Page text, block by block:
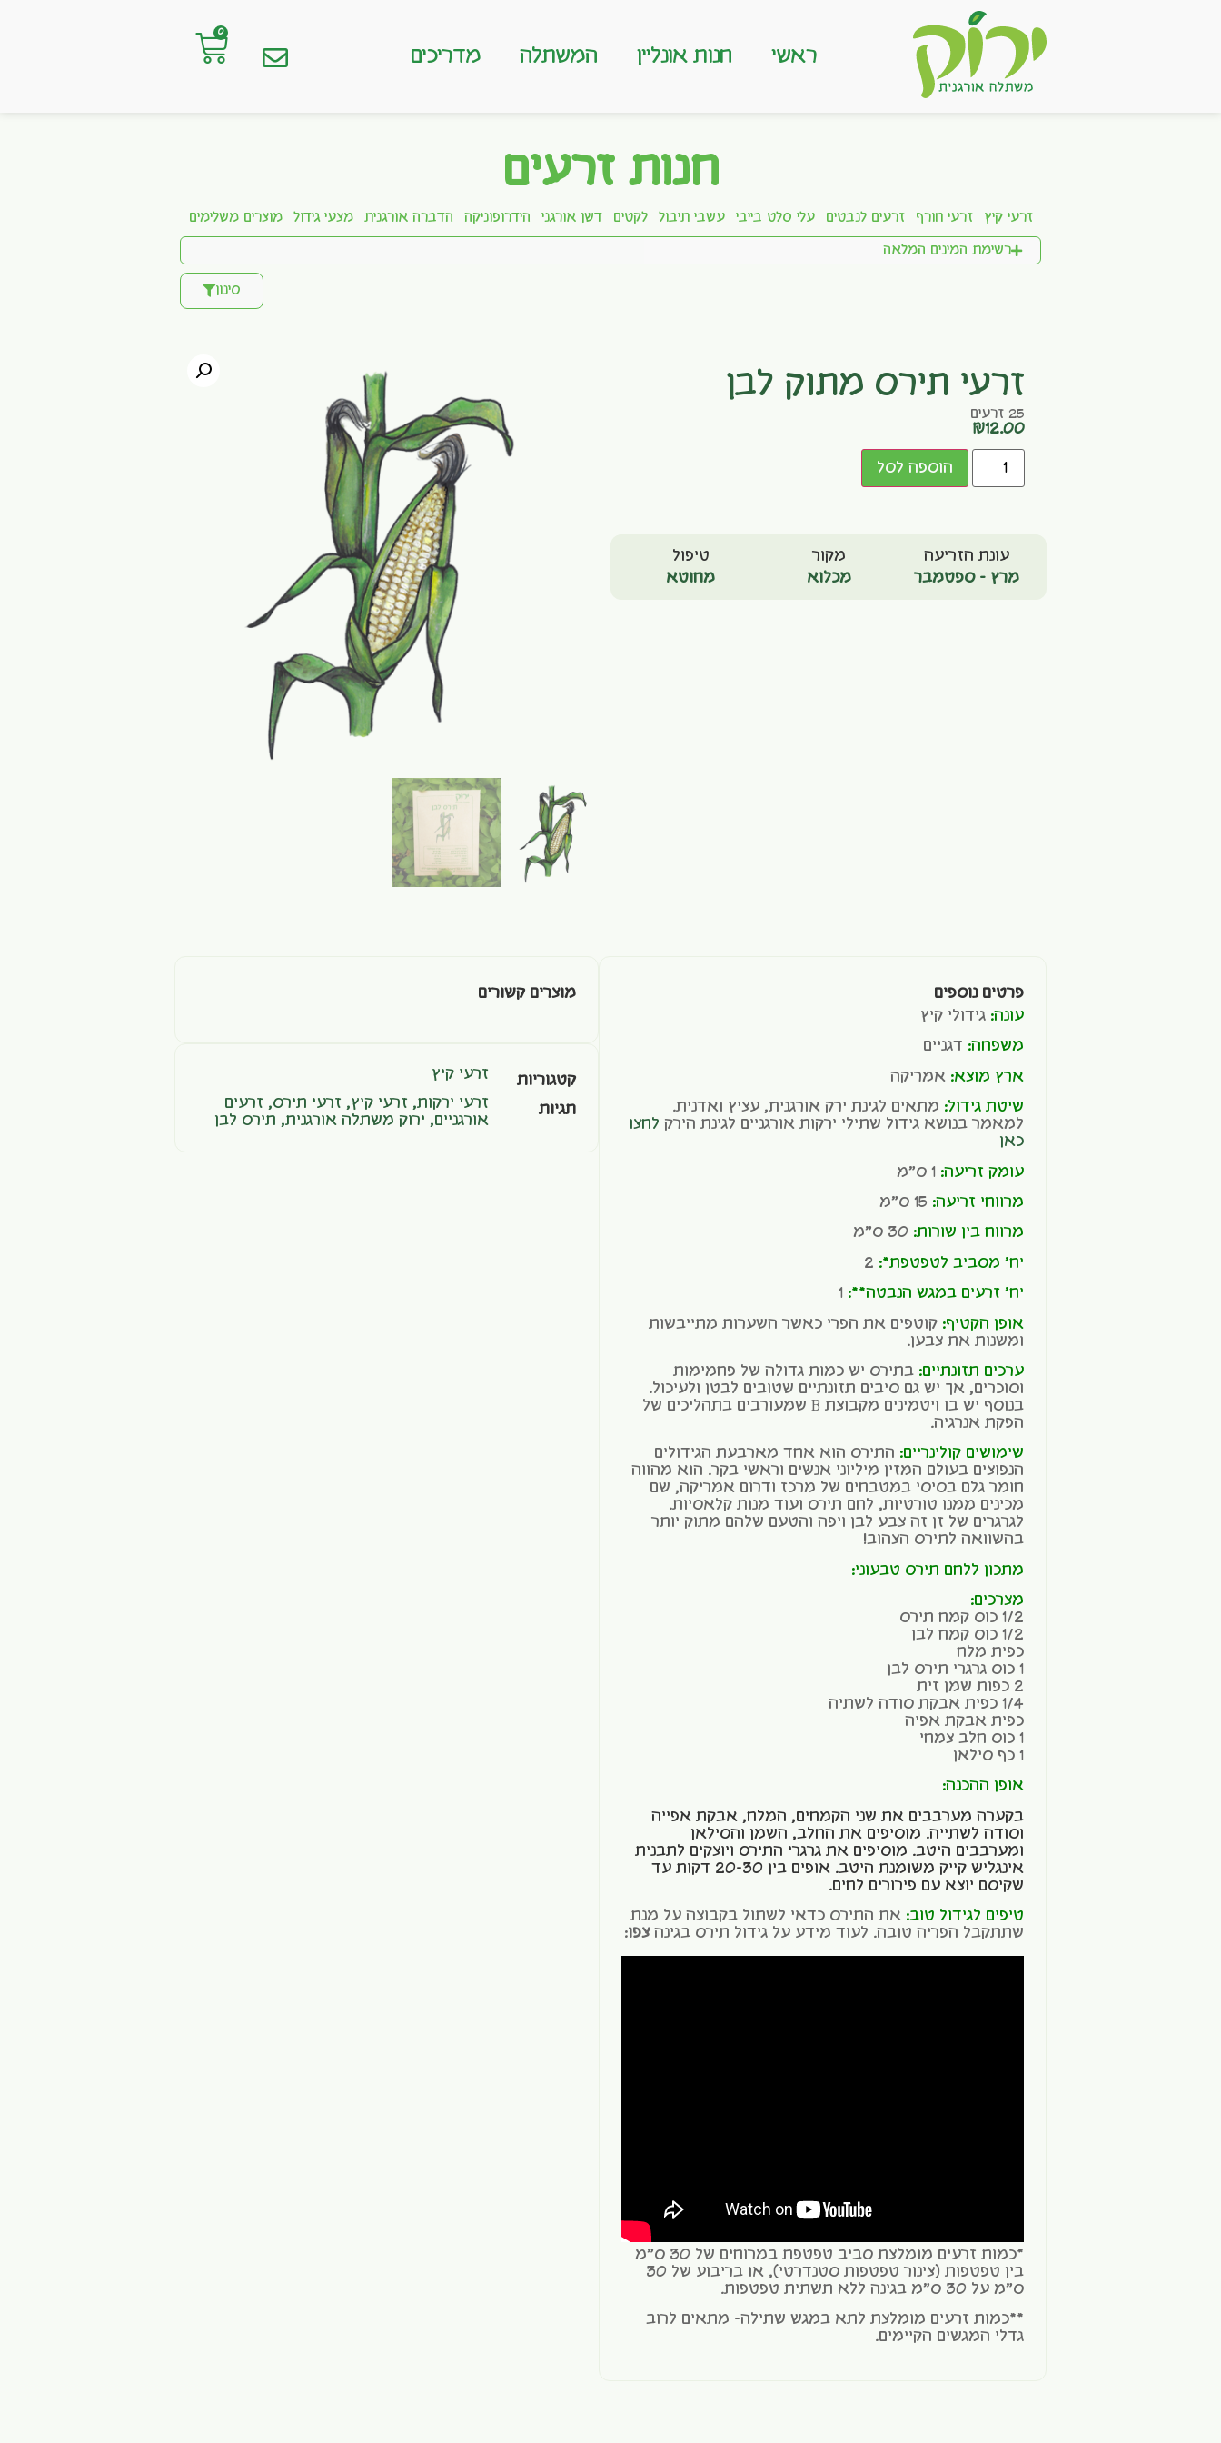
ראשי חנות אונליין המשתלה מדריכים
0
חנות זרעים
זרעי קיץ זרעי חורף זרעים לנבטים עלי סלט בייבי עשבי תיבול לקטים דשן אורגני הידרופוניקה הדברה אורגנית מצעי גידול מוצרים משלימים
רשימת המינים המלאה
סינון
זרעי תירס מתוק לבן
25 זרעים
₪12.00
הוספה לסל
עונת הזריעה
מרץ - ספטמבר
מקור
מכלוא
טיפול
מחוטא
פרטים נוספים
עונה: גידולי קיץ
משפחה: דגניים
ארץ מוצא: אמריקה
שיטת גידול: מתאים לגינת ירק אורגנית, עציץ ואדנית.
למאמר בנושא גידול שתילי ירקות אורגניים לגינת הירק לחצו
כאן
עומק זריעה:
מרווחי זריעה:
מרווח בין שורות:
יח' מסביב לטפטפת*: 2
יח' זרעים במגש הנבטה**:
אופן הקטיף: קוטפים את הפרי כאשר השערות מתייבשות
ומשנות את צבען.
ערכים תזונתיים: בתירס יש כמות גדולה של פחמימות
וסוכרים, אך יש גם סיבים תזונתיים שטובים לבטן ולעיכול.
בנוסף יש בו ויטמינים מקבוצת B שמעורבים בתהליכים של
הפקת אנרגיה.
שימושים קולינריים: התירס הוא אחד מארבעת הגידולים
הנפוצים בעולם המזין מיליוני אנשים וראשי בקר. הוא מהווה
חומר גלם בסיסי במטבחים של מרכז ודרום אמריקה, שם
מכינים ממנו טורטיות, לחם תירס ועוד מנות קלאסיות.
לגרגרים של זן זה צבע לבן ויפה והטעם שלהם מתוק יותר
בהשוואה לתירס הצהוב!
מתכון ללחם תירס טבעוני:
מצרכים:
1/2 כוס קמח תירס
1/2 כוס קמח לבן
כפית מלח
1 כוס גרגרי תירס לבן
2 כפות שמן זית
1/4 כפית אבקת סודה לשתיה
כפית אבקת אפיה
1 כוס חלב צמחי
1 כף סילאן
אופן ההכנה:
בקערה מערבבים את שני הקמחים, המלח, אבקת אפייה
וסודה לשתייה. מוסיפים את החלב, השמן והסילאן
ומערבבים היטב. מוסיפים את גרגרי התירס ויוצקים לתבנית
אינגליש קייק משומנת היטב. אופים בין 20-30 דקות עד
שקיסם יוצא עם פירורים לחים.
טיפים לגידול טוב: את התירס כדאי לשתול בקבוצה על מנת
שתתקבל הפריה טובה. לעוד מידע על גידול תירס בגינהצפו:
*כמות זרעים מומלצת סביב טפטפת במרוחים של 30 ס"מ
בין טפטפות (צינור טפטפות סטנדרטי), או בריבוע של 30
ס"מ על 30 ס"מ בגינה ללא תשתית טפטפות.
**כמות זרעים מומלצת לתא במגש שתילה- מתאים לרוב
גדלי המגשים הקיימים.
מוצרים קשורים
קטגוריות זרעי קיץ
תגיות זרעי ירקות, זרעי קיץ, זרעי תירס, זרעים
אורגניים, ירוק משתלה אורגנית, תירס לבן